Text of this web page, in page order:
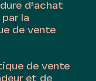
d’achat
la
de vente
de vente